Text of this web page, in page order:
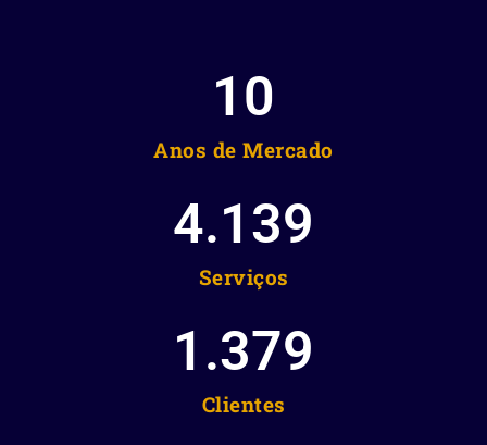
Anos de Mercado
10
Serviços
4.139
Clientes
1.379